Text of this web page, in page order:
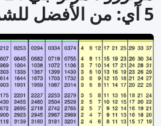
5 آي: من الأفضل للشراء؟